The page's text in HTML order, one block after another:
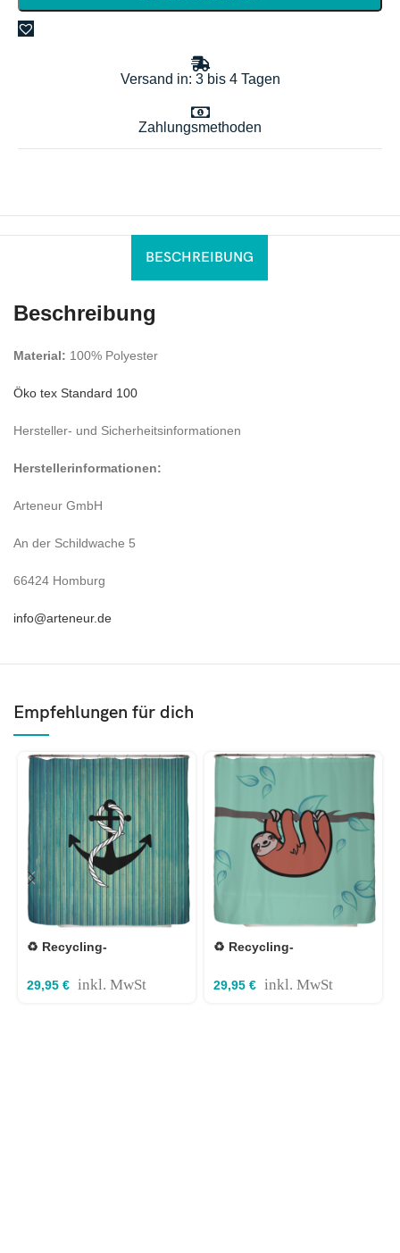
Versand in: 3 bis 4 Tagen
Zahlungsmethoden
BESCHREIBUNG
Beschreibung
Material: 100% Polyester
Öko tex Standard 100
Hersteller- und Sicherheitsinformationen
Herstellerinformationen:
Arteneur GmbH
An der Schildwache 5
66424 Homburg
info@arteneur.de
Empfehlungen für dich
♻️ Recycling-
180×200 cm
29,95 € inkl. MwSt
♻️ Recycling-
180x200cm
29,95 € inkl. MwSt